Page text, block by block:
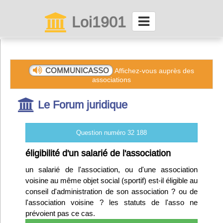
Loi1901
Connexion
Abonnez-vous à LettrAsso
Menu général
ServiceAsso
Partager
VieAsso
COMMUNICASSO
Affichez-vous auprès des
associations
Le Forum juridique
Question numéro 32 188
éligibilité d'un salarié de l'association
un salarié de l'association, ou d'une association
voisine au même objet social (sportif) est-il éligible au
conseil d'administration de son association ? ou de
l'association voisine ? les statuts de l'asso ne
prévoient pas ce cas.